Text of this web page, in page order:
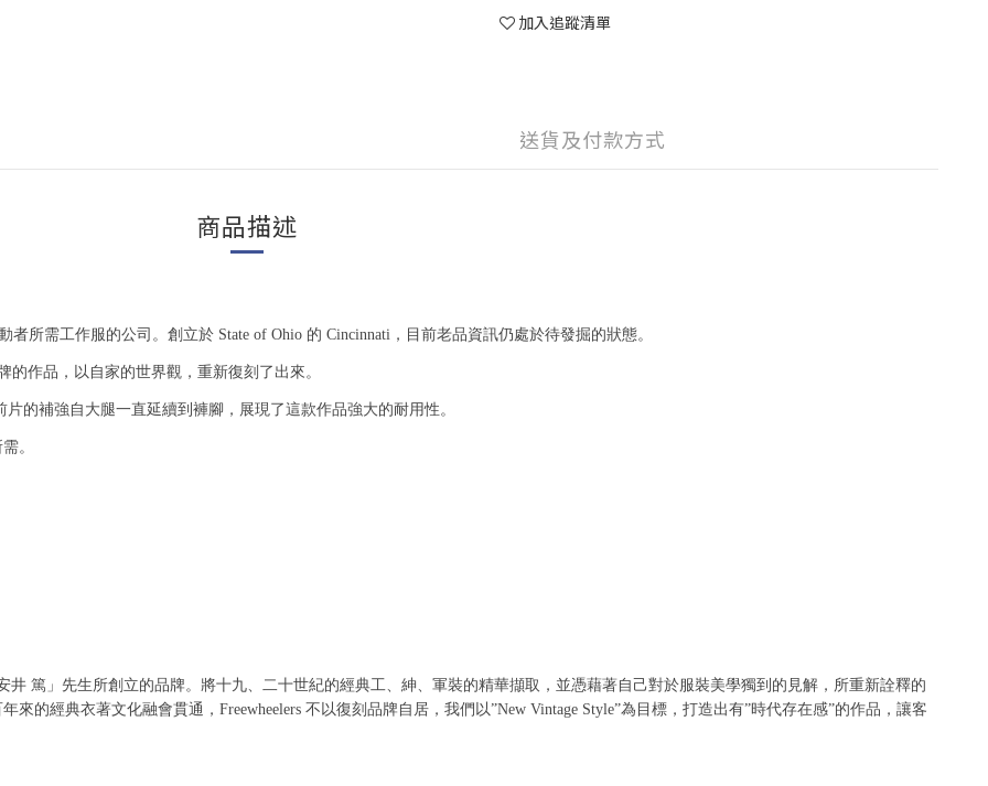
加入追蹤清單
送貨及付款方式
商品描述
所需工作服的公司。創立於 State of Ohio 的 Cincinnati，目前老品資訊仍處於待發掘的狀態。
的作品，以自家的世界觀，重新復刻了出來。
的補強自大腿一直延續到褲腳，展現了這款作品強大的耐用性。
。
井 篤」先生所創立的品牌。將十九、二十世紀的經典工、紳、軍裝的精華擷取，並憑藉著自己對於服裝美學獨到的見解，所重新詮釋的
的經典衣著文化融會貫通，Freewheelers 不以復刻品牌自居，我們以”New Vintage Style”為目標，打造出有”時代存在感”的作品，讓客